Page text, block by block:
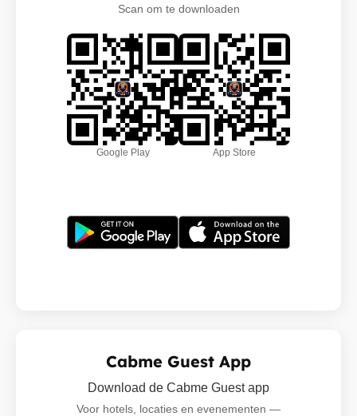
Scan om te downloaden
Google Play App Store
Cabme Guest App
Download de Cabme Guest app
Voor hotels, locaties en evenementen —